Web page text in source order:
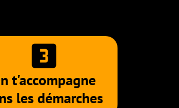
looks_3
t'accompagne
les démarches